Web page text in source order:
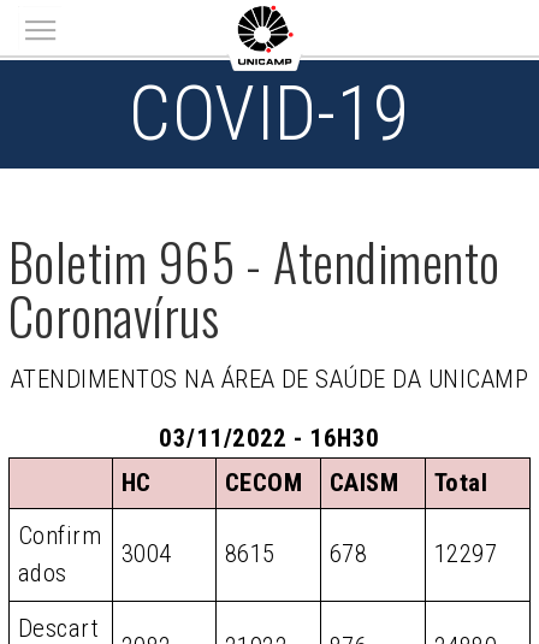
Main menu
COVID-19
Boletim 965 - Atendimento
Coronavírus
ATENDIMENTOS NA ÁREA DE SAÚDE DA UNICAMP
03/11/2022 - 16H30
HC
CECOM CAISM
Total
Confirm
ados
3004 8615 678 12297
Descart